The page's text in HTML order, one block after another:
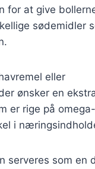
for at give
sødemidler
eller
ønsker en
er rige på
i
serveres som en